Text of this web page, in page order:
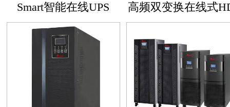
Smart智能在线UPS
高频双变换在线式